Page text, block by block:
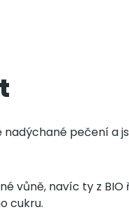
pečení a
vůně, navíc ty z BIO
cukru.